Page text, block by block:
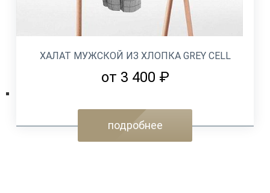
ХАЛАТ МУЖСКОЙ ИЗ ХЛОПКА GREY CELL
от 3 400 ₽
подробнее